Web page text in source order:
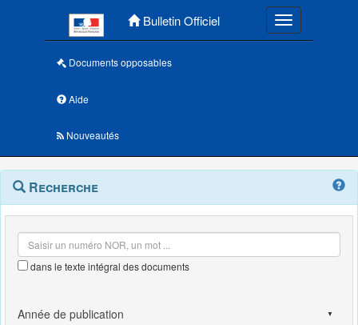
Bulletin Officiel Toggle
Documents opposables
Aide
Nouveautés
Navigation
outils
Menu
contextuel
Recherche
dans le texte intégral des documents